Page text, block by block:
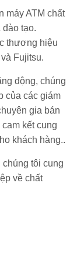
máy ATM chất
tạo.
thương hiệu
Fujitsu.
động, chúng
của các giám
gia bán
kết cung
khách hàng..
tôi cung
về chất